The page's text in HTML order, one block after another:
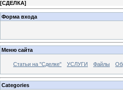
[СДЕЛКА]
Форма входа
Меню сайта
Статьи на "Сделке" УСЛУГИ Файлы
Categories